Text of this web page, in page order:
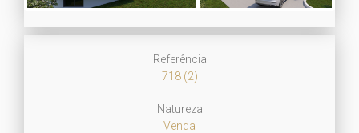
Next
Referência
718 (2)
Natureza
Venda